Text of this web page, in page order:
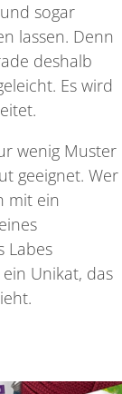
sogar
lassen. Denn
deshalb
Es wird
wenig Muster
geeignet. Wer
mit ein
Labes
Unikat, das